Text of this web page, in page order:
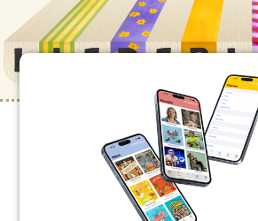
Kinderlieder
”Gefühle”